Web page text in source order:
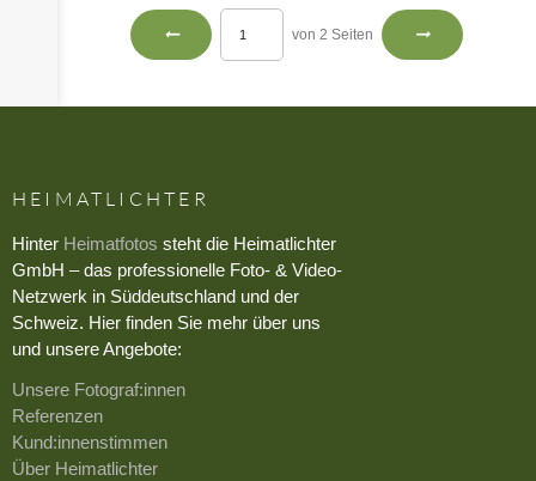
von 2 Seiten
HEIMATLICHTER
Hinter Heimatfotos steht die Heimatlichter
GmbH – das professionelle Foto- & Video-
Netzwerk in Süddeutschland und der
Schweiz. Hier finden Sie mehr über uns
und unsere Angebote:
Unsere Fotograf:innen
Referenzen
Kund:innenstimmen
Über Heimatlichter